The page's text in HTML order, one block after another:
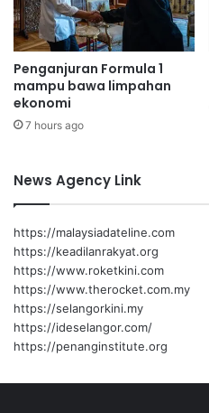
d
u
a
n
a
n
t
a
p
n
d
u
d
u
k
l
a
k
e
b
e
b
a
n
Penganjuran Formula 1
mampu bawa limpahan
ekonomi
7 hours ago
News Agency Link
https://malaysiadateline.com
https://keadilanrakyat.org
https://www.roketkini.com
https://www.therocket.com.my
https://selangorkini.my
https://ideselangor.com/
https://penanginstitute.org